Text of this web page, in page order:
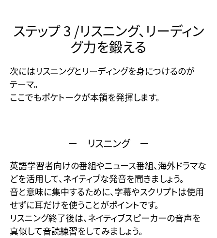
ステップ 3 /リスニング、リーディン
グ力を鍛える
次にはリスニングとリーディングを身につけるのが
テーマ。
ここでもポケトークが本領を発揮します。
ー リスニング ー
英語学習者向けの番組やニュース番組、海外ドラマな
どを活用して、ネイティブな発音を聞きましょう。
音と意味に集中するために、字幕やスクリプトは使用
せずに耳だけを使うことがポイントです。
リスニング終了後は、ネイティブスピーカーの音声を
真似して音読練習をしてみましょう。